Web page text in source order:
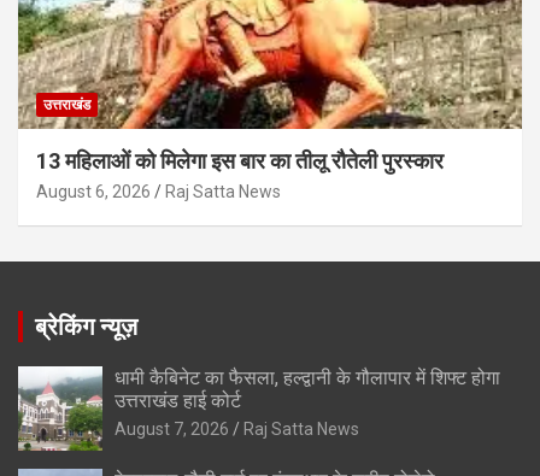
उत्तराखंड
13 महिलाओं को मिलेगा इस बार का तीलू रौतेली पुरस्कार
August 6, 2026 Raj Satta News
ब्रेकिंग न्यूज़
धामी कैबिनेट का फैसला, हल्द्वानी के गौलापार में शिफ्ट होगा
उत्तराखंड हाई कोर्ट
August 7, 2026 Raj Satta News